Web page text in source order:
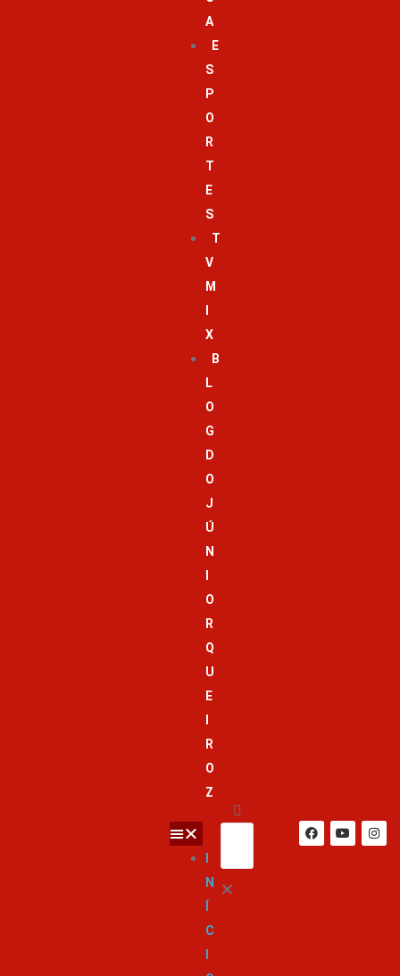
A
E
S
P
O
R
T
E
S
T
V
M
X
B
L
O
G
D
O
J
Ú
N
O
R
Q
U
E
R
O
Z
N
C